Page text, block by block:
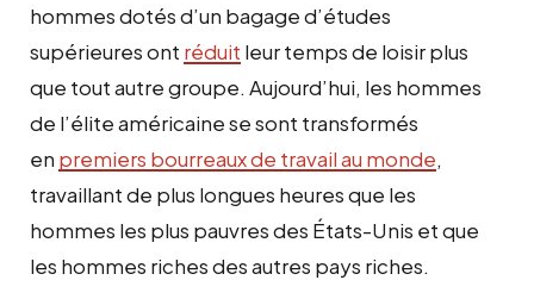
hommes dotés d’un bagage d’études
supérieures ont réduit leur temps de loisir plus
que tout autre groupe. Aujourd’hui, les hommes
de l’élite américaine se sont transformés
en premiers bourreaux de travail au monde,
travaillant de plus longues heures que les
hommes les plus pauvres des États-Unis et que
les hommes riches des autres pays riches.